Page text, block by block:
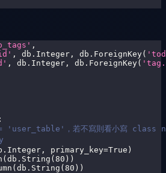
,
, db . Integer , db . ForeignKey(
, db . Integer , db . ForeignKey(
:
'user_table'，若不寫則看小寫 class
. Integer , primary_key=True )
(db . String (80 ) )
(db . String (80 ) )